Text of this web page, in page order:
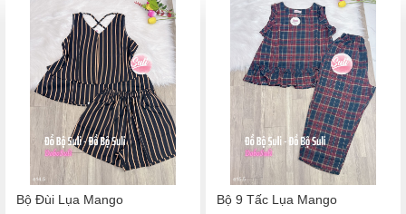
Bộ Đùi Lụa Mango Bộ 9 Tấc Lụa Mango